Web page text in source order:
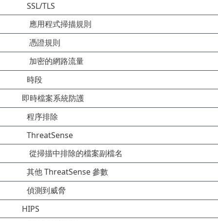
SSL/TLS
應用程式掃描規則
憑證規則
加密的網路流量
時段
即時檔案系統防護
程序排除
ThreatSense
從掃描中排除的檔案副檔名
其他 ThreatSense 參數
偵測到威脅
HIPS